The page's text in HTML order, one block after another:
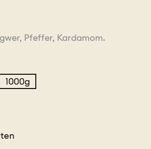
Pfeffer, Kardamom.
1000g